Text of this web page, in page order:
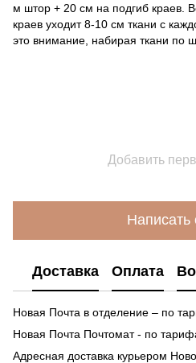
м штор + 20 см на подгиб краев.
краев уходит 8-10 см ткани с
это внимание, набирая ткани по
Добавить
Написать
Доставка Оплата
Новая Почта в отделение – по
Новая Почта Почтомат - по
Адресная доставка курьером